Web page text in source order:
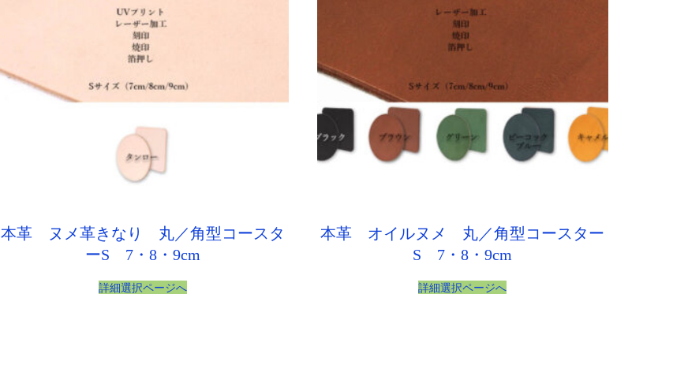
本革 ヌメ革きなり 丸／角型コースタ
ーS 7・8・9cm
詳細選択ページへ
本革 オイルヌメ 丸／角型コースター
S 7・8・9cm
詳細選択ページへ